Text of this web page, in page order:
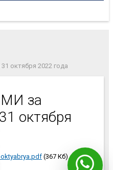
октября 2022 года
за
октября
(367 Кб)